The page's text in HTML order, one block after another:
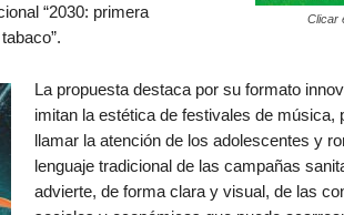
Clicar
“2030: primera
La propuesta destaca por su formato
imitan la estética de festivales de música,
llamar la atención de los adolescentes y
lenguaje tradicional de las campañas
advierte, de forma clara y visual, de las